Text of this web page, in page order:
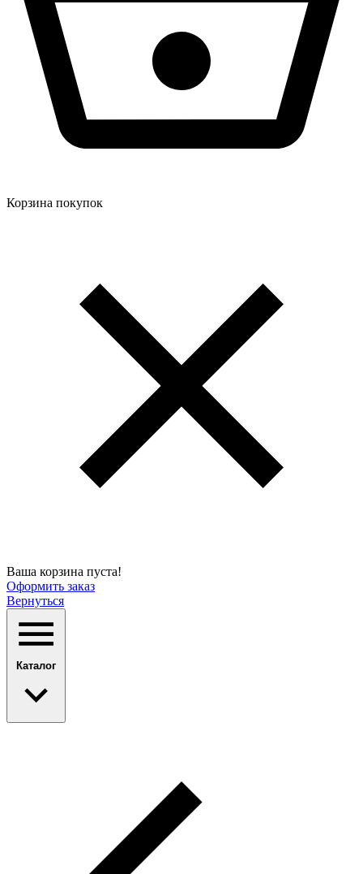
Корзина покупок
Ваша корзина пуста!
Оформить заказ
Вернуться
Каталог